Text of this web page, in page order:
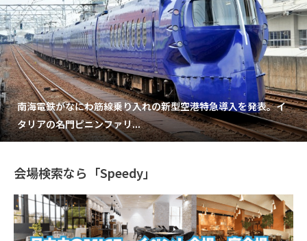
南海電鉄がなにわ筋線乗り入れの新型空港特急導入を発表。イ
タリアの名門ピニンファリ...
会場検索なら「Speedy」